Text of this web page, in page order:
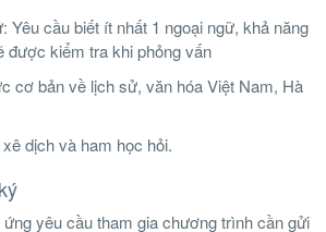
Yêu cầu biết ít nhất 1 ngoại ngữ, khả năng
được kiểm tra khi phỏng vấn
cơ bản về lịch sử, văn hóa Việt Nam, Hà
dịch và ham học hỏi.
yêu cầu tham gia chương trình cần gửi